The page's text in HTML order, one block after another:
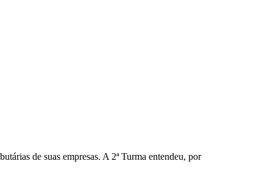
de suas empresas. A 2ª Turma entendeu, por